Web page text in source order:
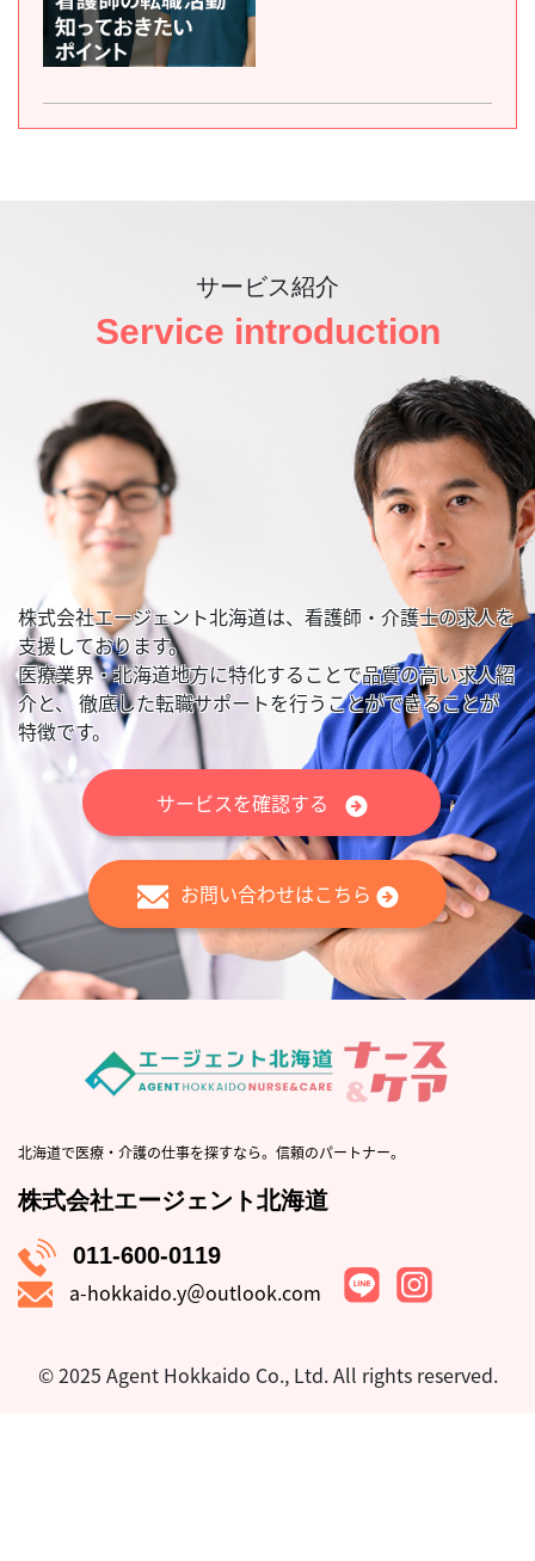
サービス紹介
Service introduction
株式会社エージェント北海道は、看護師・介護士の求人を
支援しております。
医療業界・北海道地方に特化することで品質の高い求人紹
介と、 徹底した転職サポートを行うことができることが
特徴です。
サービスを確認する
お問い合わせはこちら
北海道で医療・介護の仕事を探すなら。信頼のパートナー。
株式会社エージェント北海道
011-600-0119
a-hokkaido.y＠outlook.com
© 2025 Agent Hokkaido Co., Ltd.All rights reserved.